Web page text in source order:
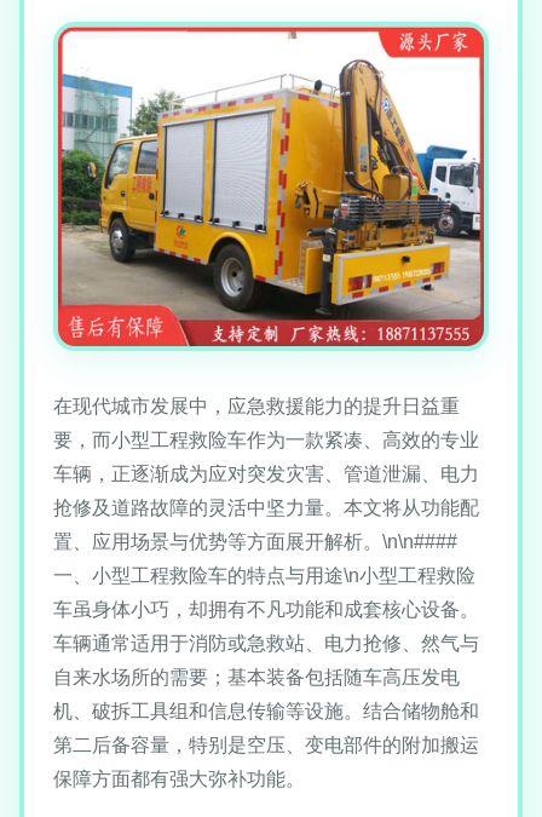
在现代城市发展中，应急救援能力的提升日益重
要，而小型工程救险车作为一款紧凑、高效的专业
车辆，正逐渐成为应对突发灾害、管道泄漏、电力
抢修及道路故障的灵活中坚力量。本文将从功能配
置、应用场景与优势等方面展开解析。\n\n####
一、小型工程救险车的特点与用途\n小型工程救险
车虽身体小巧，却拥有不凡功能和成套核心设备。
车辆通常适用于消防或急救站、电力抢修、然气与
自来水场所的需要；基本装备包括随车高压发电
机、破拆工具组和信息传输等设施。结合储物舱和
第二后备容量，特别是空压、变电部件的附加搬运
保障方面都有强大弥补功能。